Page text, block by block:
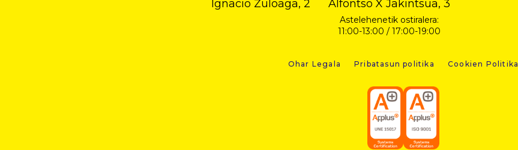
Ignacio Zuloaga, 2 Alfontso X Jakintsua, 3
Astelehenetik ostiralera:
11:00-13:00 / 17:00-19:00
Ohar Legala Pribatasun politika Cookien Politika